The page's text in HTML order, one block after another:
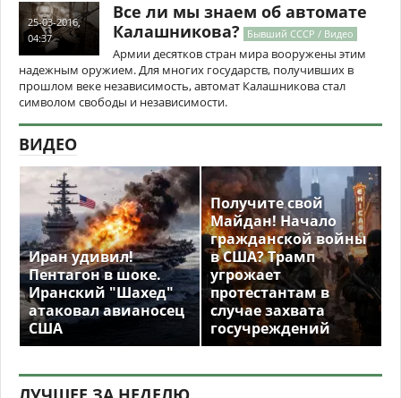
25-03-2016,
04:37
Все ли мы знаем об автомате
Калашникова?
Бывший СССР / Видео
Армии десятков стран мира вооружены этим
надежным оружием. Для многих государств, получивших в
прошлом веке независимость, автомат Калашникова стал
символом свободы и независимости.
ВИДЕО
Иран удивил!
Пентагон в шоке.
Иранский "Шахед"
атаковал авианосец
США
Получите свой
Майдан! Начало
гражданской войны
в США? Трамп
угрожает
протестантам в
случае захвата
госучреждений